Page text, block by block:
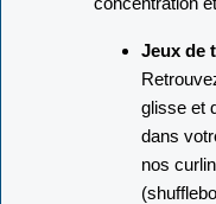
Jeux de
glisse et
dans
nos